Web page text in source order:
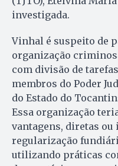
investigada.
Vinhal é suspeito de
organização
com divisão de
membros do Poder
do Estado do
Essa organização
vantagens, diretas
regularização
utilizando práticas